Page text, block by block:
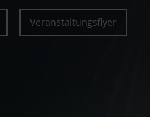
Veranstaltungsflyer